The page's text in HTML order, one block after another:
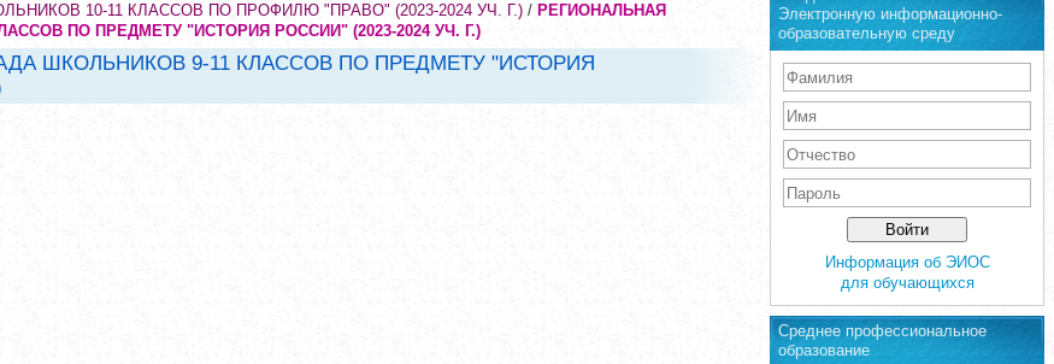
10-11 КЛАССОВ ПО ПРОФИЛЮ "ПРАВО" (2023-2024 УЧ. Г.) / РЕГИОНАЛЬНАЯ
ПО ПРЕДМЕТУ "ИСТОРИЯ РОССИИ" (2023-2024 УЧ. Г.)
ШКОЛЬНИКОВ 9-11 КЛАССОВ ПО ПРЕДМЕТУ "ИСТОРИЯ
Электронную информационно-
образовательную среду
Информация об ЭИОС
для обучающихся
Среднее професcиональное
образование